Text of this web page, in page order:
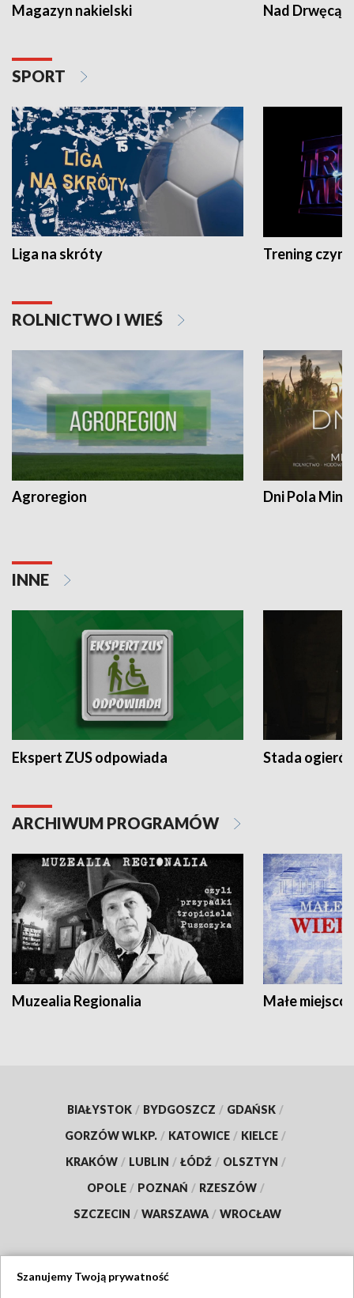
Magazyn nakielski Nad Drwęcą
SPORT
Liga na skróty Trening czyni
ROLNICTWO I WIEŚ
Agroregion Dni Pola
INNE
Ekspert ZUS odpowiada Stada
ARCHIWUM PROGRAMÓW
Muzealia Regionalia Małe
BIAŁYSTOK / BYDGOSZCZ / GDAŃSK /
GORZÓW WLKP. / KATOWICE / KIELCE /
KRAKÓW / LUBLIN / ŁÓDŹ / OLSZTYN /
OPOLE / POZNAŃ / RZESZÓW /
SZCZECIN / WARSZAWA / WROCŁAW
Szanujemy Twoją prywatność